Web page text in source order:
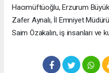
Hacımüftüoğlu, Erzurum
Zafer Aynalı, İl Emniyet
Saim Özakalın, iş insanları ve